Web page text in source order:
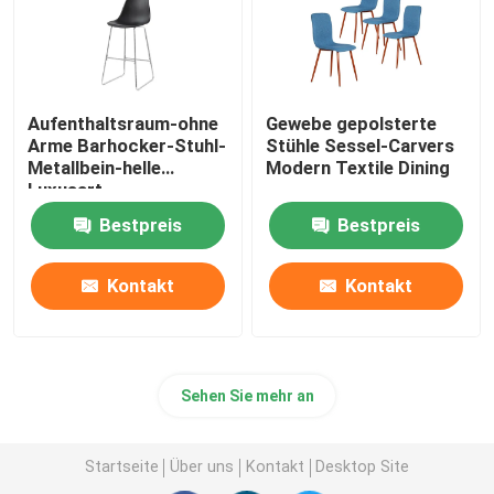
Aufenthaltsraum-ohne
Arme Barhocker-Stuhl-
Metallbein-helle
Luxusart
Bestpreis
Kontakt
Gewebe gepolsterte
Stühle Sessel-Carvers
Modern Textile Dining
Bestpreis
Kontakt
Sehen Sie mehr an
Startseite Über uns Kontakt Desktop Site